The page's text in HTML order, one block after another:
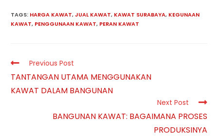
TAGS: HARGA KAWAT, JUAL KAWAT, KAWAT SURABAYA, KEGUNAAN
KAWAT, PENGGUNAAN KAWAT, PERAN KAWAT
Read
more
articles
Previous Post
TANTANGAN UTAMA MENGGUNAKAN
KAWAT DALAM BANGUNAN
Next Post
BANGUNAN KAWAT: BAGAIMANA PROSES
PRODUKSINYA